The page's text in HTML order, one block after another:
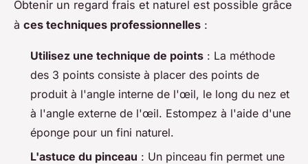
Obtenir un regard frais et naturel est possible grâce
à ces techniques professionnelles :
Utilisez une technique de points : La méthode
des 3 points consiste à placer des points de
produit à l'angle interne de l'œil, le long du nez et
à l'angle externe de l'œil. Estompez à l'aide d'une
éponge pour un fini naturel.
L'astuce du pinceau : Un pinceau fin permet une